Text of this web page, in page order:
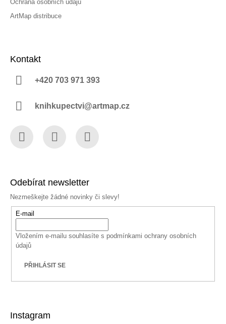
Ochrana osobních údajů
ArtMap distribuce
Kontakt
+420 703 971 393
knihkupectvi@artmap.cz
Odebírat newsletter
Nezmeškejte žádné novinky či slevy!
E-mail
Vložením e-mailu souhlasíte s podmínkami ochrany osobních
údajů
PŘIHLÁSIT SE
Instagram